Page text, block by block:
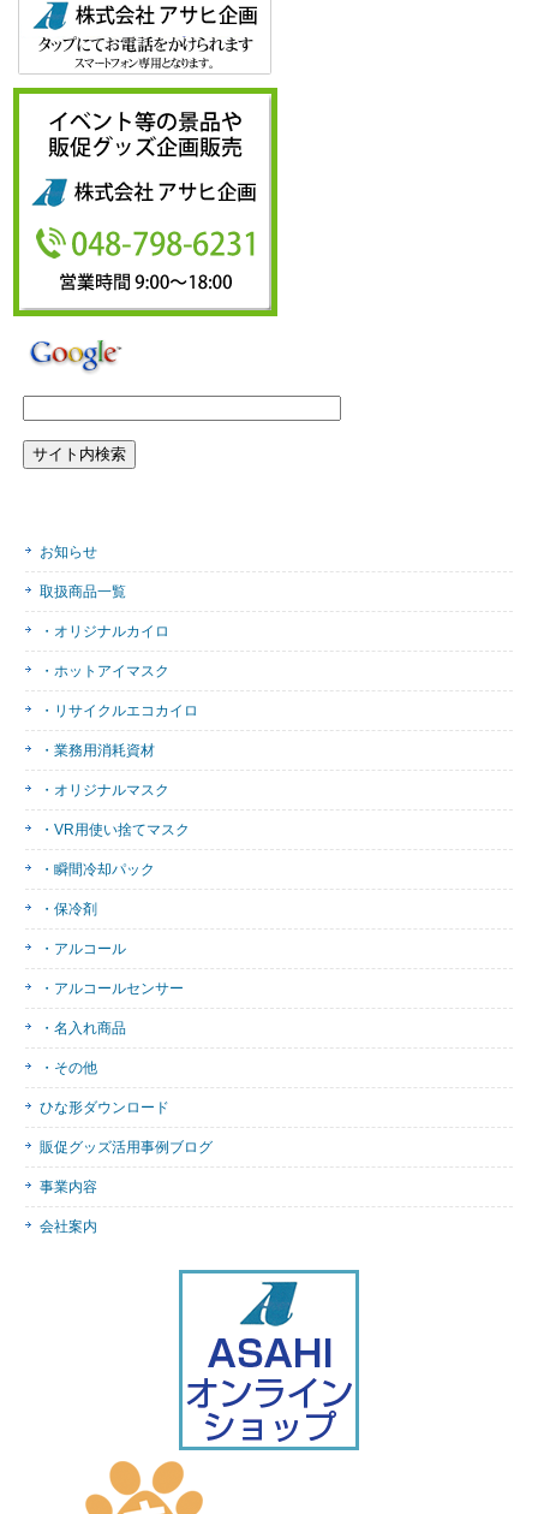
お知らせ
取扱商品一覧
・オリジナルカイロ
・ホットアイマスク
・リサイクルエコカイロ
・業務用消耗資材
・オリジナルマスク
・VR用使い捨てマスク
・瞬間冷却パック
・保冷剤
・アルコール
・アルコールセンサー
・名入れ商品
・その他
ひな形ダウンロード
販促グッズ活用事例ブログ
事業内容
会社案内